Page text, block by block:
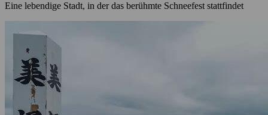
Eine lebendige Stadt, in der das berühmte Schneefest stattfindet